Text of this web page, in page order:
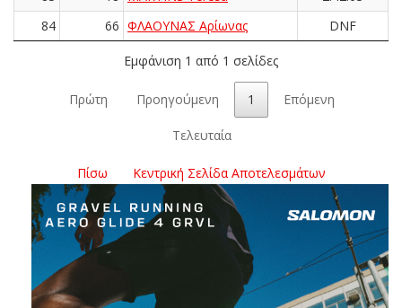
84
66 ΦΛΑΟΥΝΑΣ Αρίωνας DNF
Εμφάνιση 1 από 1 σελίδες
Πρώτη Προηγούμενη 1 Επόμενη
Τελευταία
Πίσω Κεντρική Σελίδα Αποτελεσμάτων